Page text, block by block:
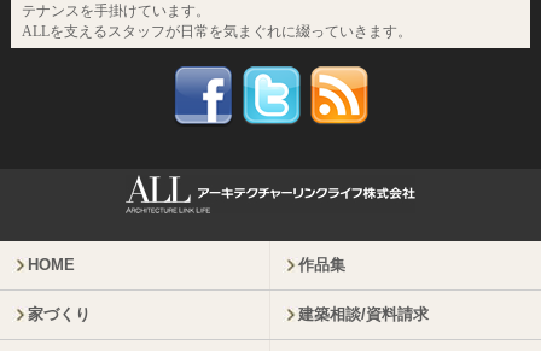
テナンスを手掛けています。
ALLを支えるスタッフが日常を気まぐれに綴っていきます。
HOME 作品集
家づくり 建築相談/資料請求